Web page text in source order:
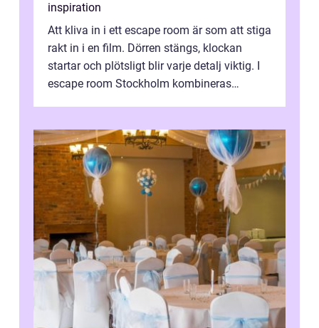
inspiration
Att kliva in i ett escape room är som att stiga
rakt in i en film. Dörren stängs, klockan
startar och plötsligt blir varje detalj viktig. I
escape room Stockholm kombineras